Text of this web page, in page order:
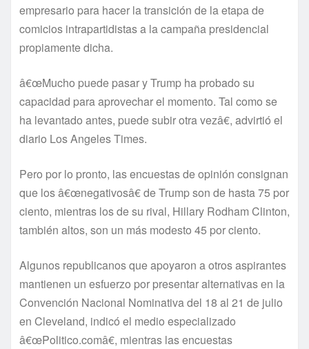
empresario para hacer la transición de la etapa de
comicios intrapartidistas a la campaña presidencial
propiamente dicha.
â€œMucho puede pasar y Trump ha probado su
capacidad para aprovechar el momento. Tal como se
ha levantado antes, puede subir otra vezâ€, advirtió el
diario Los Angeles Times.
Pero por lo pronto, las encuestas de opinión consignan
que los â€œnegativosâ€ de Trump son de hasta 75 por
ciento, mientras los de su rival, Hillary Rodham Clinton,
también altos, son un más modesto 45 por ciento.
Algunos republicanos que apoyaron a otros aspirantes
mantienen un esfuerzo por presentar alternativas en la
Convención Nacional Nominativa del 18 al 21 de julio
en Cleveland, indicó el medio especializado
â€œPolitico.comâ€, mientras las encuestas